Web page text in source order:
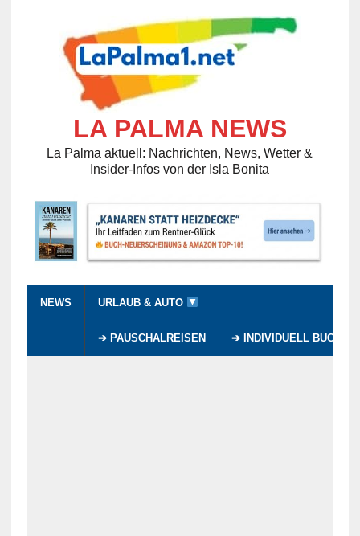
LA PALMA NEWS
La Palma aktuell: Nachrichten, News, Wetter &
Insider-Infos von der Isla Bonita
NEWS URLAUB & AUTO
➔ PAUSCHALREISEN ➔ INDIVIDUELL BUCHEN